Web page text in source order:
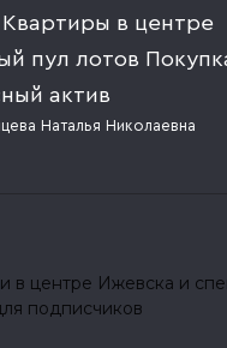
в центре
пул лотов
актив
Наталья Николаевна